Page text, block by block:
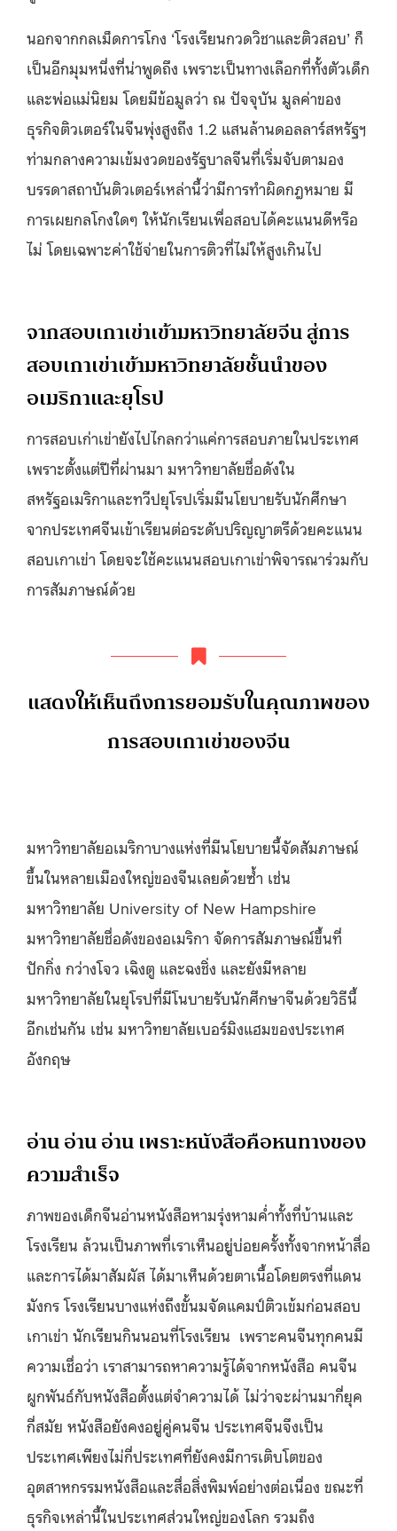
นอกจากกลเม็ดการโกง ‘โรงเรียนกวดวิชาและติวสอบ’ ก็
เป็นอีกมุมหนึ่งที่น่าพูดถึง เพราะเป็นทางเลือกที่ทั้งตัวเด็ก
และพ่อแม่นิยม โดยมีข้อมูลว่า ณ ปัจจุบัน มูลค่าของ
ธุรกิจติวเตอร์ในจีนพุ่งสูงถึง 1.2 แสนล้านดอลลาร์สหรัฐฯ
ท่ามกลางความเข้มงวดของรัฐบาลจีนที่เริ่มจับตามอง
บรรดาสถาบันติวเตอร์เหล่านี้ว่ามีการทำผิดกฎหมาย มี
การเผยกลโกงใดๆ ให้นักเรียนเพื่อสอบได้คะแนนดีหรือ
ไม่ โดยเฉพาะค่าใช้จ่ายในการติวที่ไม่ให้สูงเกินไป
จากสอบเกาเข่าเข้ามหาวิทยาลัยจีน สู่การ
สอบเกาเข่าเข้ามหาวิทยาลัยชั้นนำของ
อเมริกาและยุโรป
การสอบเก่าเข่ายังไปไกลกว่าแค่การสอบภายในประเทศ
เพราะตั้งแต่ปีที่ผ่านมา มหาวิทยาลัยชื่อดังใน
สหรัฐอเมริกาและทวีปยุโรปเริ่มมีนโยบายรับนักศึกษา
จากประเทศจีนเข้าเรียนต่อระดับปริญญาตรีด้วยคะแนน
สอบเกาเข่า โดยจะใช้คะแนนสอบเกาเข่าพิจารณาร่วมกับ
การสัมภาษณ์ด้วย
แสดงให้เห็นถึงการยอมรับในคุณภาพของ
การสอบเกาเข่าของจีน
มหาวิทยาลัยอเมริกาบางแห่งที่มีนโยบายนี้จัดสัมภาษณ์
ขึ้นในหลายเมืองใหญ่ของจีนเลยด้วยซ้ำ เช่น
มหาวิทยาลัย University of New Hampshire
มหาวิทยาลัยชื่อดังของอเมริกา จัดการสัมภาษณ์ขึ้นที่
ปักกิ่ง กว่างโจว เฉิงตู และฉงชิ่ง และยังมีหลาย
มหาวิทยาลัยในยุโรปที่มีโนบายรับนักศึกษาจีนด้วยวิธีนี้
อีกเช่นกัน เช่น มหาวิทยาลัยเบอร์มิงแฮมของประเทศ
อังกฤษ
อ่าน อ่าน อ่าน เพราะหนังสือคือหนทางของ
ความสำเร็จ
ภาพของเด็กจีนอ่านหนังสือหามรุ่งหามค่ำทั้งที่บ้านและ
โรงเรียน ล้วนเป็นภาพที่เราเห็นอยู่บ่อยครั้งทั้งจากหน้าสื่อ
และการได้มาสัมผัส ได้มาเห็นด้วยตาเนื้อโดยตรงที่แดน
มังกร โรงเรียนบางแห่งถึงขั้นมจัดแคมป์ติวเข้มก่อนสอบ
เกาเข่า นักเรียนกินนอนที่โรงเรียน เพราะคนจีนทุกคนมี
ความเชื่อว่า เราสามารถหาความรู้ได้จากหนังสือ คนจีน
ผูกพันธ์กับหนังสือตั้งแต่จำความได้ ไม่ว่าจะผ่านมากี่ยุค
กี่สมัย หนังสือยังคงอยู่คู่คนจีน ประเทศจีนจึงเป็น
ประเทศเพียงไม่กี่ประเทศที่ยังคงมีการเติบโตของ
อุตสาหกรรมหนังสือและสื่อสิ่งพิมพ์อย่างต่อเนื่อง ขณะที่
ธุรกิจเหล่านี้ในประเทศส่วนใหญ่ของโลก รวมถึง